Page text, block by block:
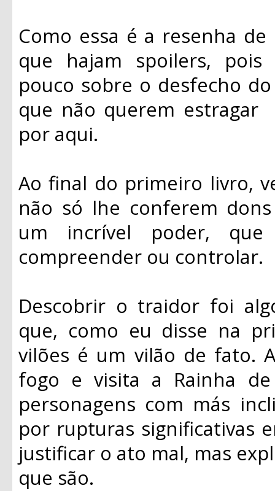
Como essa é a resenha
que hajam spoilers,
pouco sobre o desfecho
que não querem estragar
por aqui.
Ao final do primeiro livro,
não só lhe conferem
um incrível poder,
compreender ou controlar.
Descobrir o traidor foi
que, como eu disse na
vilões é um vilão de fato.
fogo e visita a Rainha
personagens com más
por rupturas significativas
justificar o ato mal, mas
que são.